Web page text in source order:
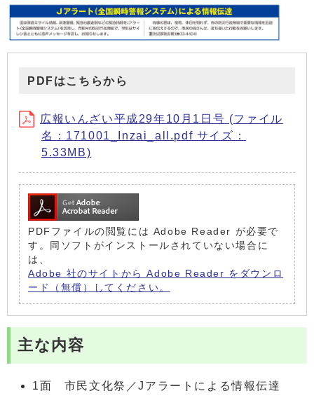
PDFはこちらから
広報いんざい平成29年10月1日号 (ファイル
名：171001_Inzai_all.pdf サイズ：
5.33MB)
PDFファイルの閲覧には Adobe Reader が必要で
す。同ソフトがインストールされていない場合に
は、
Adobe 社のサイトから Adobe Reader をダウンロ
ード（無償）してください。
主な内容
1面 市民文化祭／Jアラートによる情報伝達